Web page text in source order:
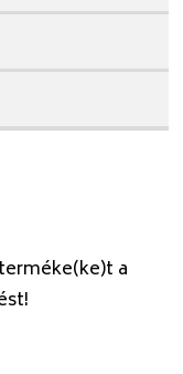
a